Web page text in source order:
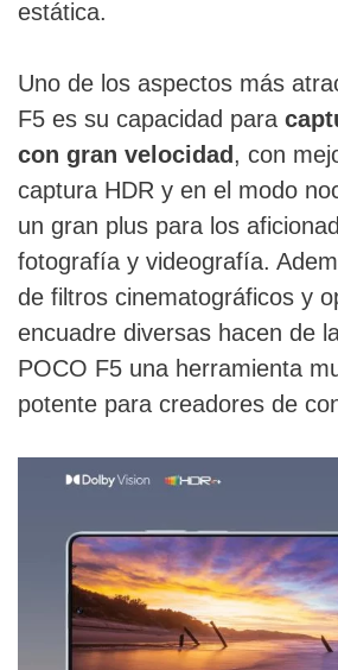
estática.
Uno de los aspectos más
F5 es su capacidad para
con gran velocidad, con
captura HDR y en el modo
un gran plus para los
fotografía y videografía.
de filtros cinematográficos y
encuadre diversas hacen de
POCO F5 una herramienta
potente para creadores de